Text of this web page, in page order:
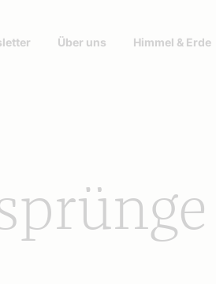
Über uns Himmel & Erde